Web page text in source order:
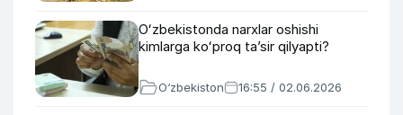
Oʻzbekistonda narxlar oshishi
kimlarga koʻproq taʼsir qilyapti?
O‘zbekiston 16:55 / 02.06.2026